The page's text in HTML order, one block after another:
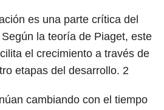
es una parte crítica del
la teoría de Piaget, este
el crecimiento a través de
etapas del desarrollo. 2
cambiando con el tiempo